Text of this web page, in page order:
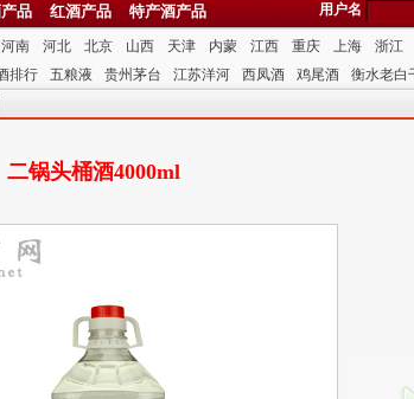
品 红酒产品 特产酒产品 用户名
河南 河北 北京 山西 天津 内蒙 江西 重庆 上海 浙江
排行 五粮液 贵州茅台 江苏洋河 西凤酒 鸡尾酒 衡水老白
二锅头桶酒4000ml